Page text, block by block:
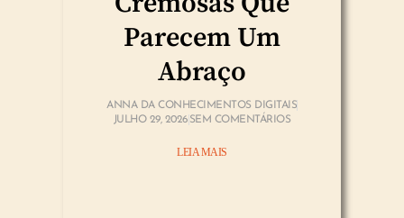
Parecem Um
Abraço
ANNA DA CONHECIMENTOS DIGITAIS
JULHO 29, 2026 SEM COMENTÁRIOS
LEIA MAIS